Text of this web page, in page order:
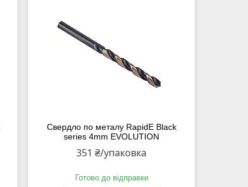
Свердло по металу RapidE Black
series 4mm EVOLUTION
351 ₴/упаковка
Готово до відправки